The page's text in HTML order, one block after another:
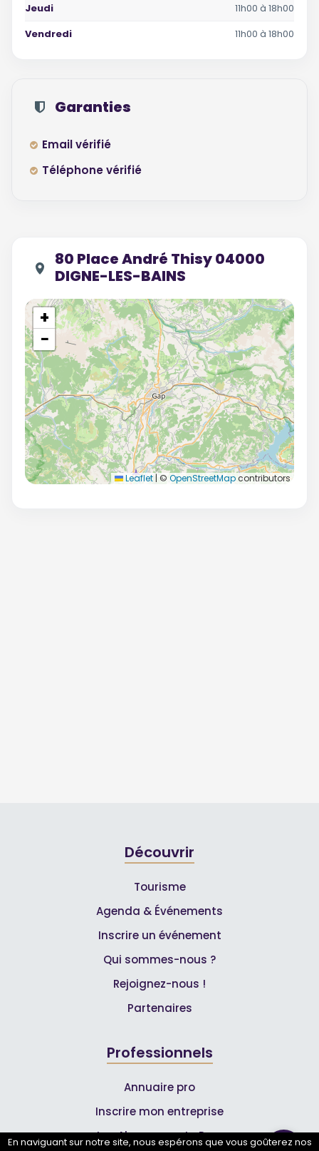
Jeudi
11h00 à 18h00
Vendredi
11h00 à 18h00
Garanties
Email vérifié
Téléphone vérifié
80 Place André Thisy 04000
DIGNE-LES-BAINS
+
−
Leaflet | © OpenStreetMapcontributors
Découvrir
Tourisme
Agenda & Événements
Inscrire un événement
Qui sommes-nous ?
Rejoignez-nous !
Partenaires
Professionnels
Annuaire pro
Inscrire mon entreprise
Les Abonnements Pros
En naviguant sur notre site, nous espérons que vous goûterez nos